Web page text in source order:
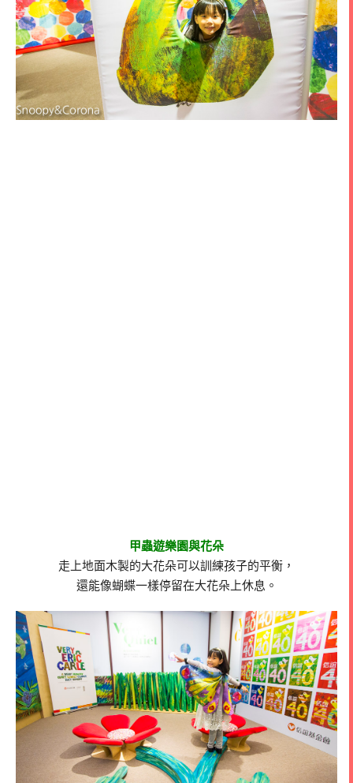
甲蟲遊樂園與花朵
走上地面木製的大花朵可以訓練孩子的平衡，
還能像蝴蝶一樣停留在大花朵上休息。